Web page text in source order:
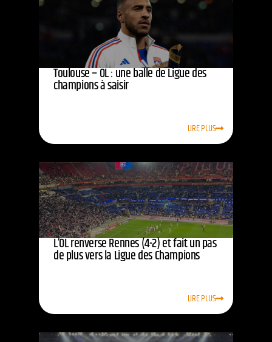
Toulouse – OL : une balle de Ligue des
champions à saisir
LIRE PLUS
L’OL renverse Rennes (4-2) et fait un pas
de plus vers la Ligue des Champions
LIRE PLUS